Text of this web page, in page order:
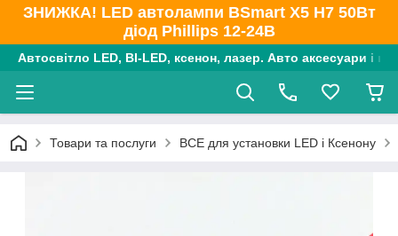
ЗНИЖКА! LED автолампи BSmart X5 H7 50Вт
діод Phillips 12-24В
Автосвітло LED, BI-LED, ксенон, лазер. Авто аксесуари і
Товари та послуги ВСЕ для установки LED і Ксенону